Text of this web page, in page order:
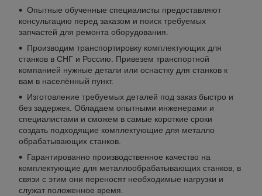
Опытные обученные специалисты предоставляют
консультацию перед заказом и поиск требуемых
запчастей для ремонта оборудования.
Производим транспортировку комплектующих для
станков в СНГ и Россию. Привезем транспортной
компанией нужные детали или оснастку для станков к
вам в населённый пункт.
Изготовление требуемых деталей под заказ быстро и
без задержек. Обладаем опытными инженерами и
специалистами и сможем в самые короткие сроки
создать подходящие комплектующие для металло
обрабатывающих станков.
Гарантированно производственное качество на
комплектующие для металлообрабатывающих станков, в
связи с этим они переносят необходимые нагрузки и
служат положенное время.